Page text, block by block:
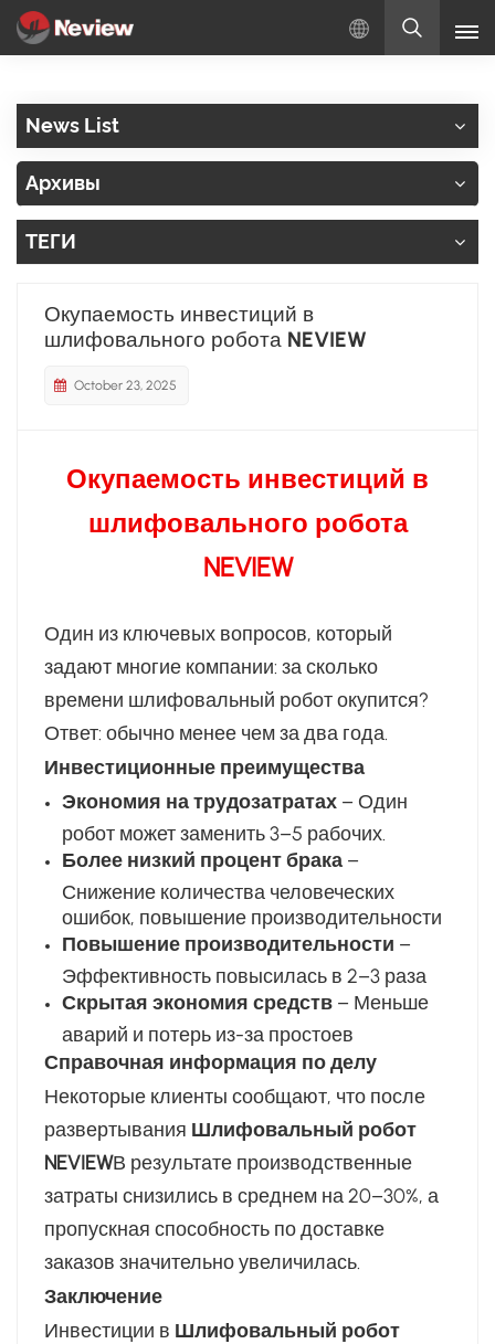
Русский
بالعربية
News List
Архивы
ТЕГИ
Окупаемость инвестиций в
шлифовального робота NEVIEW
October 23, 2025
Окупаемость инвестиций в
шлифовального робота
NEVIEW
Один из ключевых вопросов, который
задают многие компании: за сколько
времени шлифовальный робот окупится?
Ответ: обычно менее чем за два года.
Инвестиционные преимущества
Экономия на трудозатратах – Один
робот может заменить 3–5 рабочих.
Более низкий процент брака –
Снижение количества человеческих
ошибок, повышение производительности
Повышение производительности –
Эффективность повысилась в 2–3 раза
Скрытая экономия средств – Меньше
аварий и потерь из-за простоев
Справочная информация по делу
Некоторые клиенты сообщают, что после
развертывания Шлифовальный робот
NEVIEWВ результате производственные
затраты снизились в среднем на 20–30%, а
пропускная способность по доставке
заказов значительно увеличилась.
Заключение
Инвестиции в Шлифовальный робот